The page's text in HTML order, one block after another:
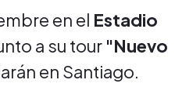
en el Estadio
a su tour "Nuevo
en Santiago.